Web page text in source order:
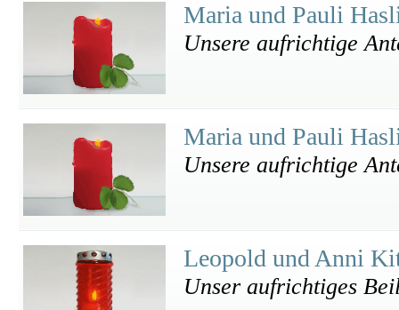
Maria und Pauli
Unsere aufrichtige
Maria und Pauli
Unsere aufrichtige
Leopold und Anni
Unser aufrichtiges